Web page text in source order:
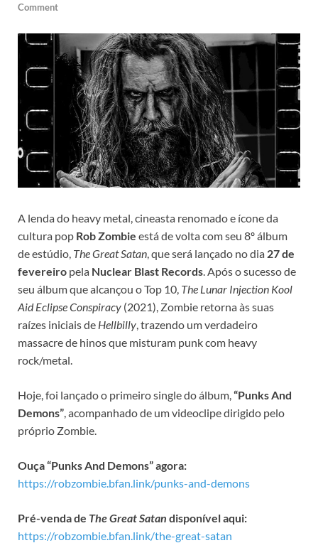
Comment
A lenda do heavy metal, cineasta renomado e ícone da
cultura pop Rob Zombie está de volta com seu 8º álbum
de estúdio, The Great Satan, que será lançado no dia 27 de
fevereiro pela Nuclear Blast Records. Após o sucesso de
seu álbum que alcançou o Top 10, The Lunar Injection Kool
Aid Eclipse Conspiracy (2021), Zombie retorna às suas
raízes iniciais de Hellbilly, trazendo um verdadeiro
massacre de hinos que misturam punk com heavy
rock/metal.
Hoje, foi lançado o primeiro single do álbum,“Punks And
Demons”, acompanhado de um videoclipe dirigido pelo
próprio Zombie.
Ouça “Punks And Demons” agora:
https://robzombie.bfan.link/punks-and-demons
Pré-venda de The Great Satan disponível aqui:
https://robzombie.bfan.link/the-great-satan